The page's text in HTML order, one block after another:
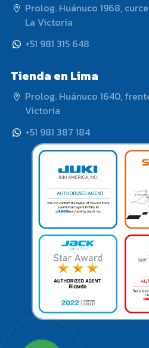
Prolog. Huánuco 1968,
La Victoria
+51 981 315 648
Tienda en Lima
Prolog. Huánuco 1640,
Victoria
+51 981 387 184